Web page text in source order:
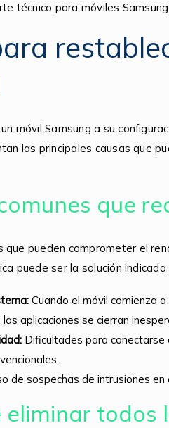
técnico para móviles
móvil Samsung a su
las principales causas que
que
que pueden comprometer el
puede ser la solución
Cuando el móvil comienza
las aplicaciones se cierran
Dificultades para conectarse
de sospechas de intrusiones
eliminar todos